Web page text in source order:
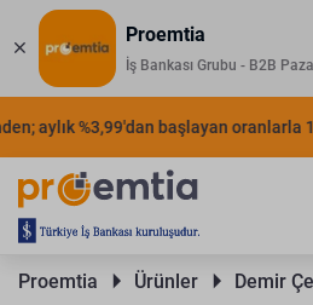
Proemtia
İş Bankası Grubu - B2B
aylık %3,99'dan başlayan oranlarla
Proemtia Ürünler Demir